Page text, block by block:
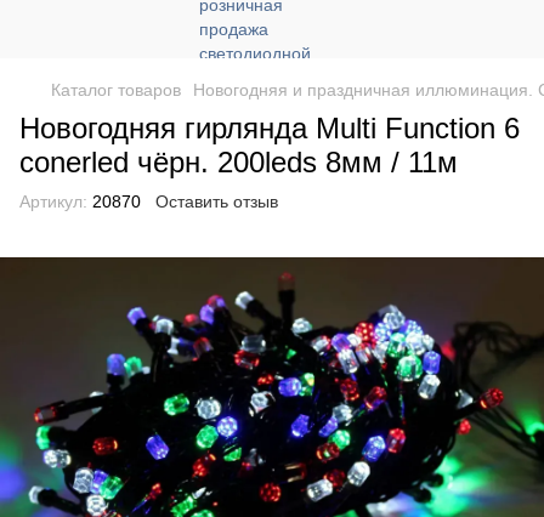
Каталог товаров Новогодняя и праздничная иллюминация.
Новогодняя гирлянда Multi Function 6
conerled чёрн. 200leds 8мм / 11м
Артикул: 20870 Оставить отзыв